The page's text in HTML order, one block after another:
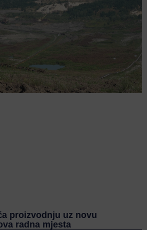
proizvodnju uz novu
radna mjesta